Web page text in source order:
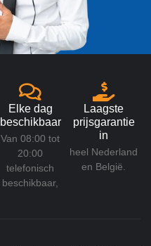
Elke dag
beschikbaar
Van 08:00 tot
20:00
telefonisch
beschikbaar,
Laagste
prijsgarantie
in
heel Nederland
en België.